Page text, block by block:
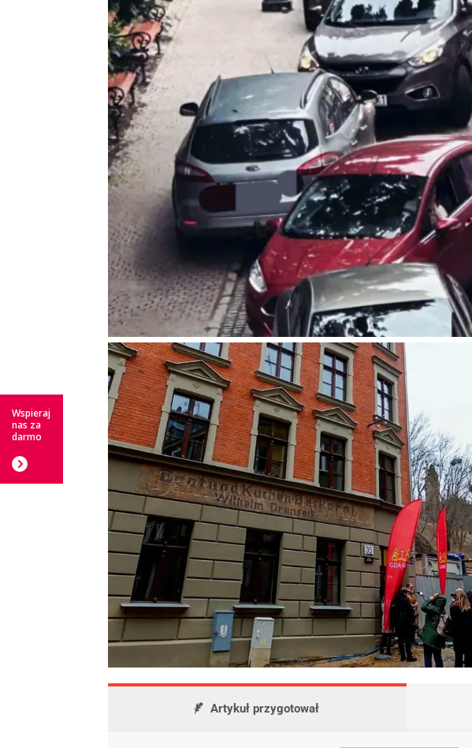
Artykuł przygotował
Wspieraj
nas za
darmo